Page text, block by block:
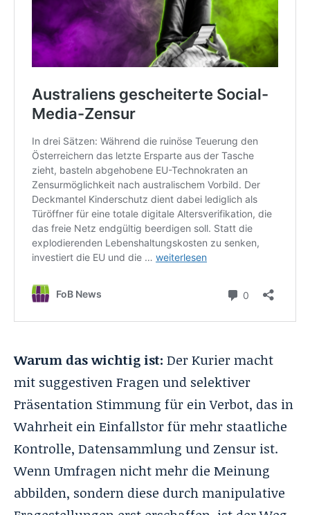
Warum das wichtig ist: Der Kurier macht
mit suggestiven Fragen und selektiver
Präsentation Stimmung für ein Verbot, das in
Wahrheit ein Einfallstor für mehr staatliche
Kontrolle, Datensammlung und Zensur ist.
Wenn Umfragen nicht mehr die Meinung
abbilden, sondern diese durch manipulative